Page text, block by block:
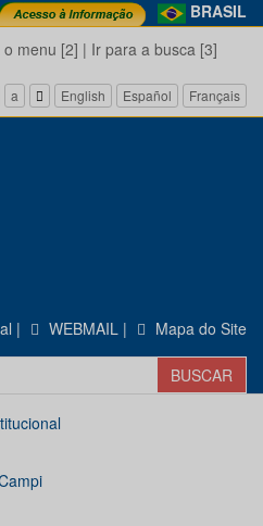
BRASIL
menu [2] | Ir para a busca [3]
a English Español Français
| WEBMAIL | Mapa do Site